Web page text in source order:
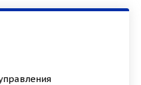
В ОРДИНАТУРУ